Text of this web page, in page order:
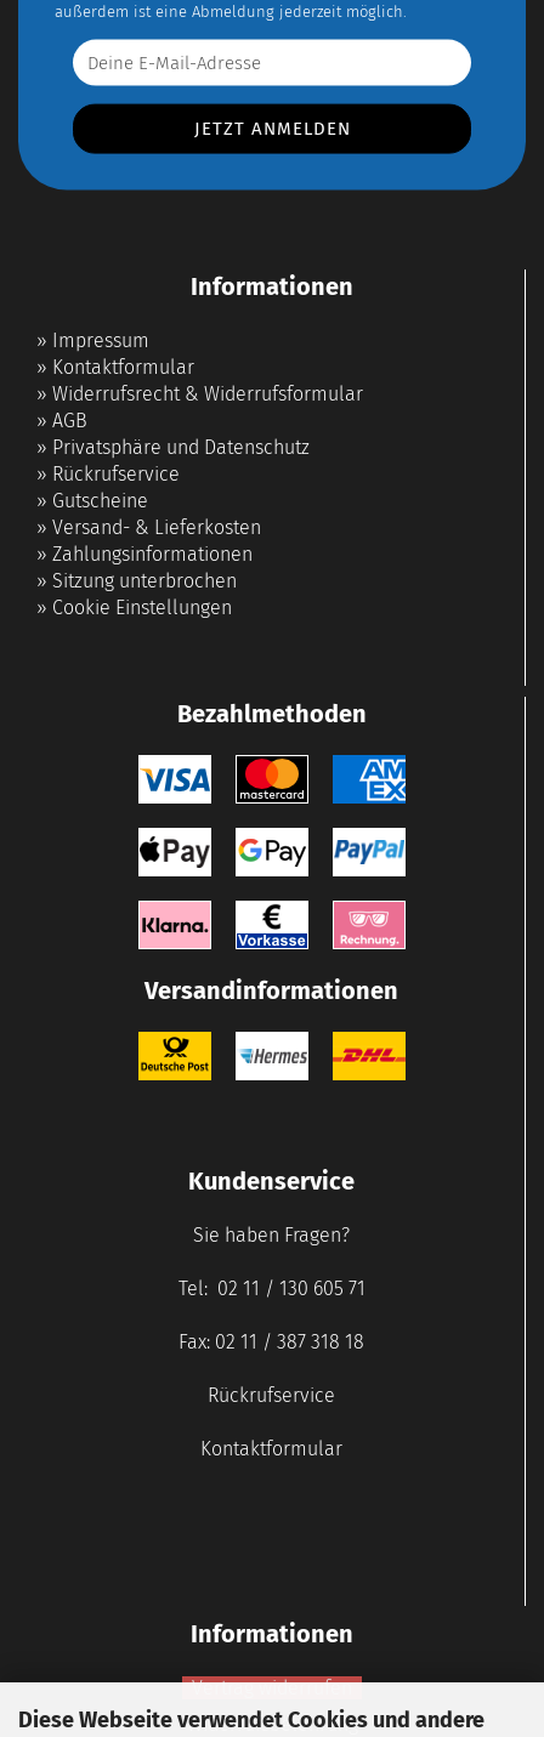
Diese Webseite verwendet Cookies und andere
außerdem ist eine Abmeldung jederzeit möglich.
Informationen
» Impressum
» Kontaktformular
» Widerrufsrecht & Widerrufsformular
» AGB
» Privatsphäre und Datenschutz
» Rückrufservice
» Gutscheine
» Versand- & Lieferkosten
» Zahlungsinformationen
» Sitzung unterbrochen
» Cookie Einstellungen
Bezahlmethoden
Versandinformationen
Kundenservice
Sie haben Fragen?
Tel: 02 11 / 130 605 71
Fax: 02 11 / 387 318 18
Rückrufservice
Kontaktformular
Informationen
Vertrag widerrufen
Widerrufsbelehrung